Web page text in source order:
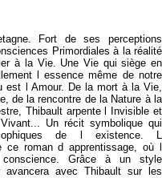
Fort de ses perceptions
Primordiales à la réalité
à la Vie. Une Vie qui siège en
l essence même de notre
est l Amour. De la mort à la Vie,
de la rencontre de la Nature à la
Thibault arpente l Invisible et
Un récit symbolique qui
de l existence. L
roman d apprentissage, où l
Grâce à un style
avec Thibault sur les